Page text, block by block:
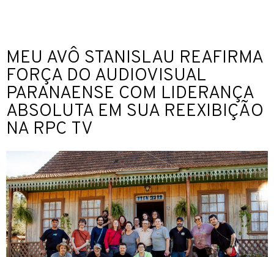
MEU AVÔ STANISLAU REAFIRMA
FORÇA DO AUDIOVISUAL
PARANAENSE COM LIDERANÇA
ABSOLUTA EM SUA REEXIBIÇÃO
NA RPC TV